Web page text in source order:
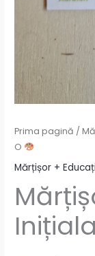
Prima pagină /
O
Mărțișor +